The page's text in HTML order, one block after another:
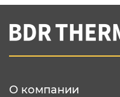
Вы соглашаетесь с
О компании